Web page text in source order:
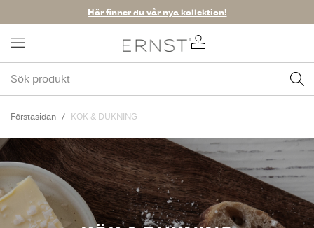
Här finner du vår nya kollektion!
Förstasidan KÖK & DUKNING